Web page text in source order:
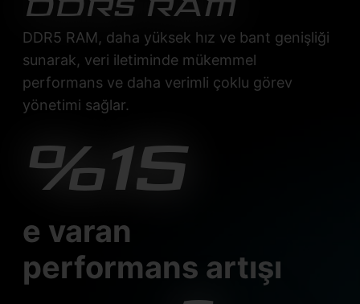
DDR5 RAM
DDR5 RAM, daha yüksek hız ve bant genişliği
sunarak, veri iletiminde mükemmel
performans ve daha verimli çoklu görev
yönetimi sağlar.
%15
e varan
performans artışı